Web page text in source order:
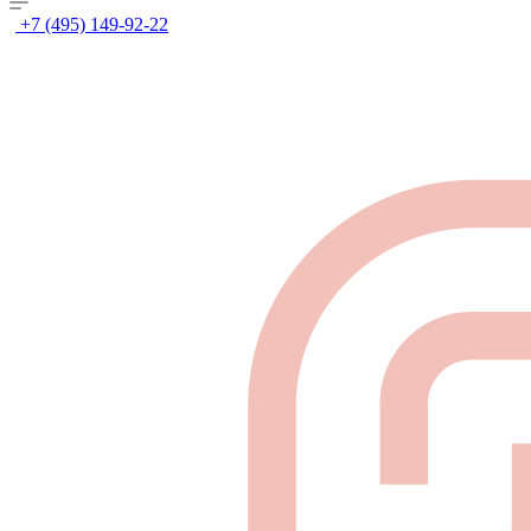
+7 (495) 149-92-22